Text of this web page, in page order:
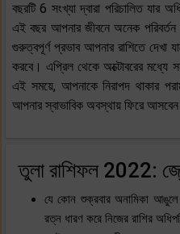
বছরটি 6 সংখ্যা দ্বারা পরিচালিত
এই বছর আপনার জীবনে অনেক
গুরুত্বপূর্ণ প্রভাব আপনার রাশিতে দেখা
করবে। এপ্রিল থেকে অক্টোবরের
এই সময়ে, আপনাকে নিরাপদ থাকার
আপনার স্বাভাবিক অবস্থায় ফিরে
তুলা রাশিফল 2022:
যে কোন শুক্রবার অনামিকা আঙুলে
রত্ন ধারণ করে নিজের রাশির